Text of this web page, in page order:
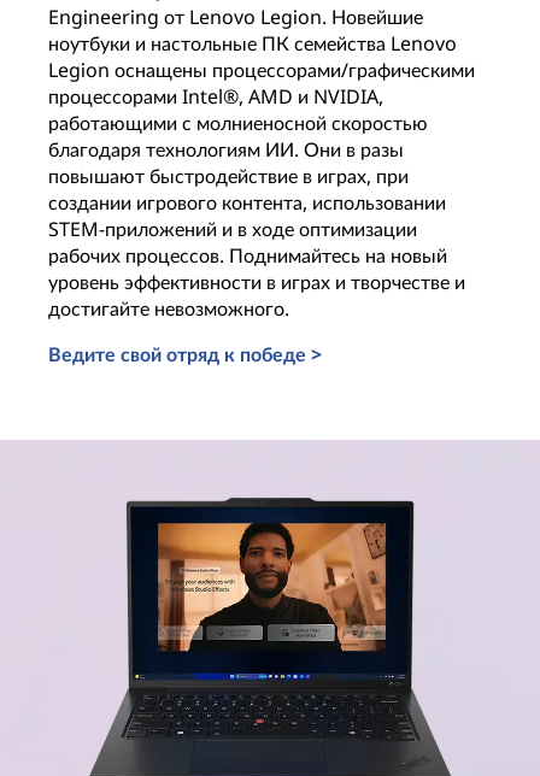
Engineering от Lenovo Legion. Новейшие
ноутбуки и настольные ПК семейства Lenovo
Legion оснащены процессорами/графическими
процессорами Intel®, AMD и NVIDIA,
работающими с молниеносной скоростью
благодаря технологиям ИИ. Они в разы
повышают быстродействие в играх, при
создании игрового контента, использовании
STEM-приложений и в ходе оптимизации
рабочих процессов. Поднимайтесь на новый
уровень эффективности в играх и творчестве и
достигайте невозможного.
Ведите свой отряд к победе >